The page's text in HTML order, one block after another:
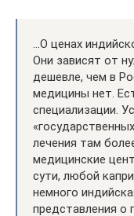
…О ценах
Они зависят от
дешевле, чем в
медицины нет.
специализации.
лечения там
медицинские
сути, любой
немного
представления о